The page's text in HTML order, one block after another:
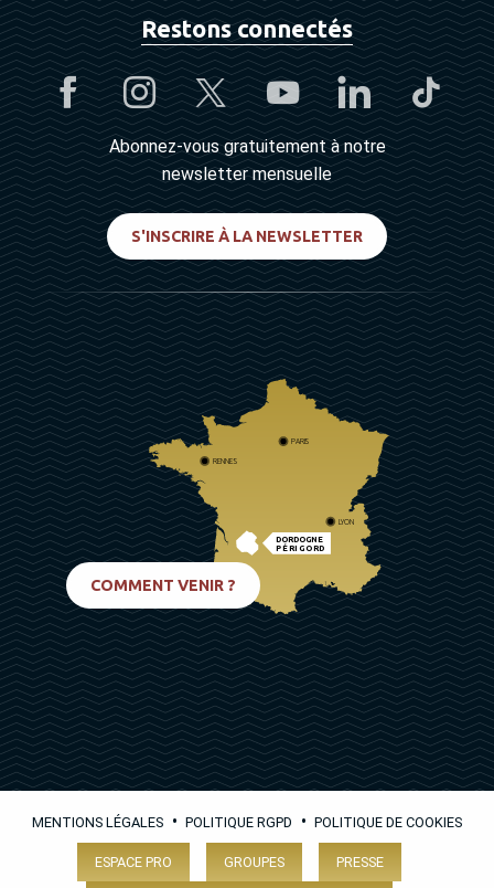
Restons connectés
Abonnez-vous gratuitement à notre
newsletter mensuelle
S'INSCRIRE À LA NEWSLETTER
DORDOGNE
PÉRIGORD
PARIS
RENNES
LYON
COMMENT VENIR ?
MENTIONS LÉGALES • POLITIQUE RGPD • POLITIQUE DE COOKIES
ESPACE PRO GROUPES PRESSE